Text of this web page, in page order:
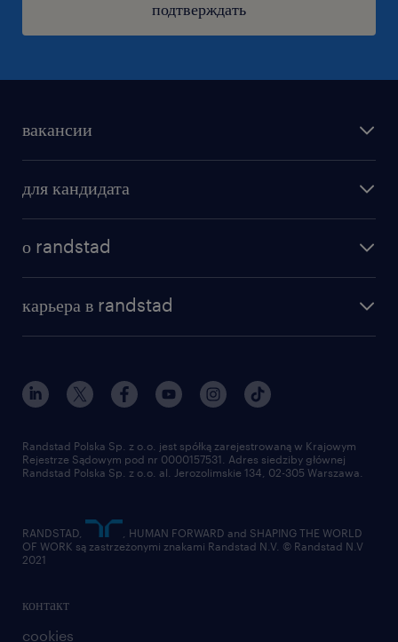
подтверждать
вакансии
бонусы для работников
для кандидата
о randstad
институт исследований randstad
для медиа
для поставщиков
карьера в randstad
наш мир
работа в randstad
отправить резюме
контакт
cookies
Randstad Polska Sp. z o.o. jest spółką zarejestrowaną w Krajowym
Rejestrze Sądowym pod nr 0000157531. Adres siedziby głównej
Randstad Polska Sp. z o.o. al. Jerozolimskie 134, 02-305 Warszawa.
RANDSTAD,
, HUMAN FORWARD and SHAPING THE WORLD
OF WORK są zastrzeżonymi znakami Randstad N.V. © Randstad N.V
2021